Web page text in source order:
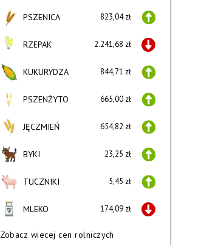
PSZENICA 823,04 zł
RZEPAK 2.241,68 zł
KUKURYDZA 844,71 zł
PSZENŻYTO 665,00 zł
JĘCZMIEŃ 654,82 zł
BYKI 23,25 zł
TUCZNIKI 5,45 zł
MLEKO 174,09 zł
Zobacz wiecej cen rolniczych